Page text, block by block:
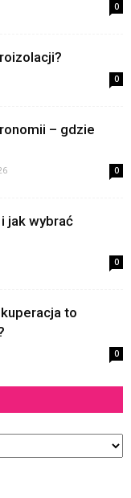
0
0
– gdzie
0
jak wybrać
0
to
0